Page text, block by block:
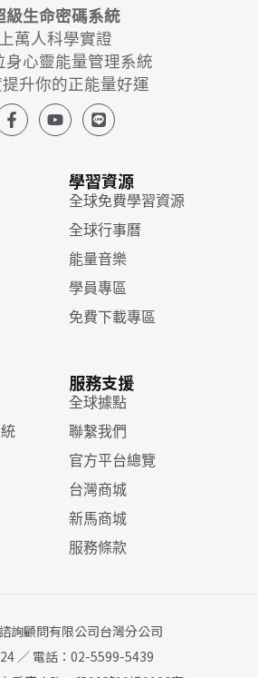
級生命密碼系統
上萬人科學實證
身心靈能量管理系統
提升你的正能量好運
學習資源
全球免費學習資源
全球行事曆
能量音樂
學員專區
免費下載專區
服務支援
全球據點
聯繫我們
官方平台總覽
台灣商城
新馬商城
服務條款
詢顧問有限公司台灣分公司
／ 電話：02-5599-5439